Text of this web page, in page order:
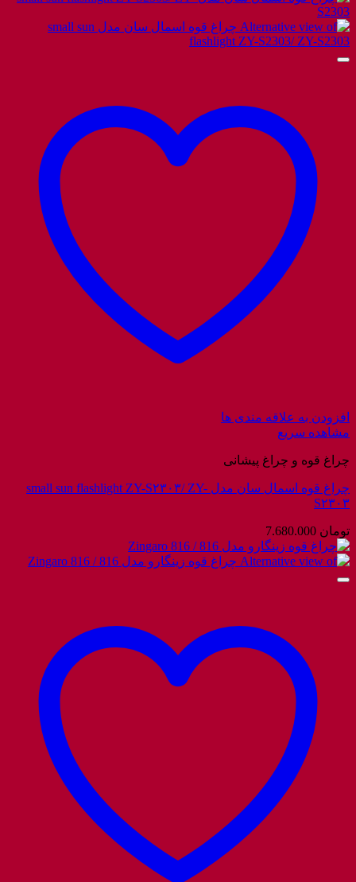
افزودن به علاقه مندی ها
مشاهده سریع
چراغ قوه و چراغ پیشانی
چراغ قوه اسمال سان مدل small sun flashlight ZY-S۲۳۰۳/ ZY-
S۲۳۰۳
تومان